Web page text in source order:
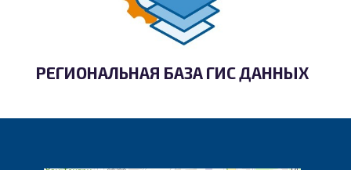
РЕГИОНАЛЬНАЯ БАЗА ГИС ДАННЫХ